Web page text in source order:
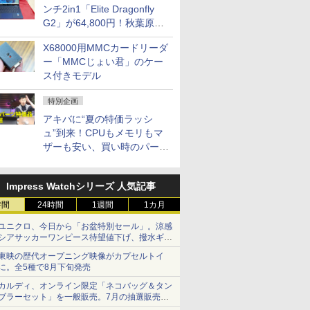
ンチ2in1「Elite Dragonfly
G2」が64,800円！秋葉原で
中古PCセール
X68000用MMCカードリーダ
ー「MMCじょい君」のケー
ス付きモデル
特別企画
アキバに“夏の特価ラッシ
ュ”到来！CPUもメモリもマ
ザーも安い、買い時のパーツ
Impress Watchシリーズ 人気記事
24時間 1週間 1カ月
ニクロ、今日から「お盆特別セール」。涼感
アサッカーワンピース待望値下げ、撥水ギア
ョーツは1990円に
映の歴代オープニング映像がカプセルトイ
。全5種で8月下旬発売
ルディ、オンライン限定「ネコバッグ＆タン
ラーセット」を一般販売。7月の抽選販売の
選無効分